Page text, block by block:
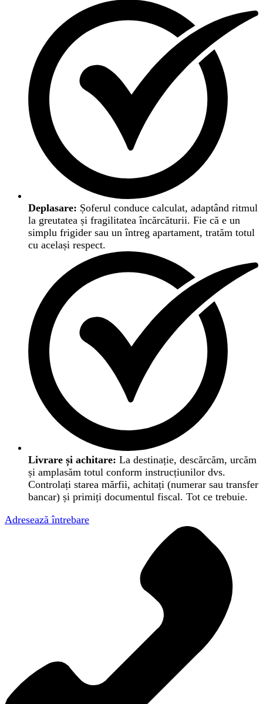
Deplasare: Șoferul conduce calculat, adaptând ritmul
la greutatea și fragilitatea încărcăturii. Fie că e un
simplu frigider sau un întreg apartament, tratăm totul
cu același respect.
Livrare și achitare: La destinație, descărcăm, urcăm
și amplasăm totul conform instrucțiunilor dvs.
Controlați starea mărfii, achitați (numerar sau transfer
bancar) și primiți documentul fiscal. Tot ce trebuie.
Adresează întrebare